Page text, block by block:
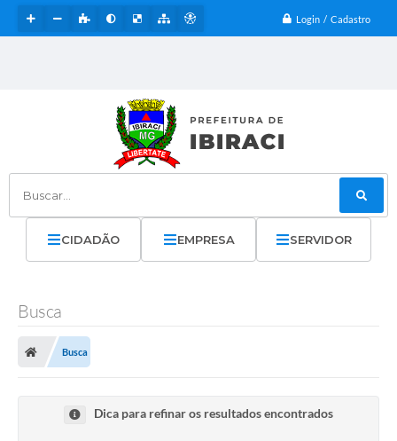
Login / Cadastro
Buscar...
CIDADÃO EMPRESA SERVIDOR
Busca
Busca
Dica para refinar os resultados encontrados